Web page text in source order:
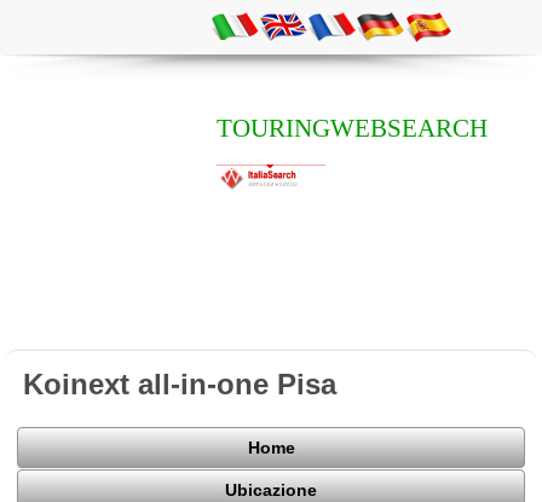
TOURINGWEBSEARCH
Koinext all-in-one Pisa
Home
Ubicazione